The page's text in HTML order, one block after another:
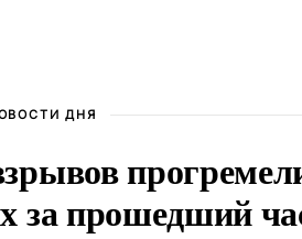
ДНЯ
за прошедший